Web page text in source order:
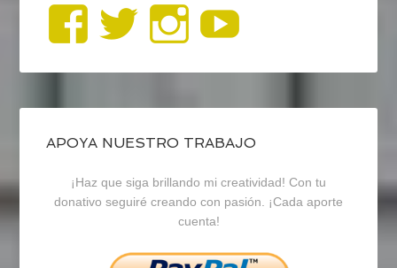
Ver
perfil
de
blogrecursosep
en
Facebook
Ver
perfil
de
recursosep
en
Twitter
Ver
perfil
de
recursosep
en
Instagram
APOYA NUESTRO TRABAJO
¡Haz que siga brillando mi creatividad! Con tu
donativo seguiré creando con pasión. ¡Cada aporte
cuenta!